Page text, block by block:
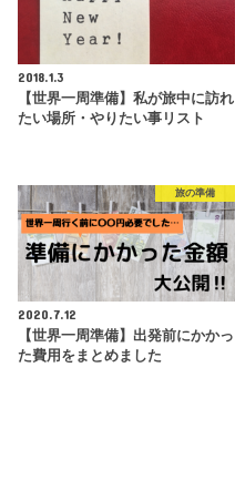
2018.1.3
【世界一周準備】私が旅中に訪れ
たい場所・やりたい事リスト
旅の準備
2020.7.12
【世界一周準備】出発前にかかっ
た費用をまとめました